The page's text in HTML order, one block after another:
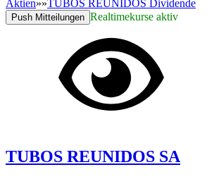
Aktien»»TUBOS REUNIDOS Dividende
Push Mitteilungen Realtimekurse aktiv
TUBOS REUNIDOS SA